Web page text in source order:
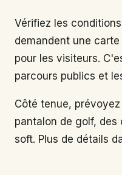
Vérifiez les
demandent une
pour les visiteurs.
parcours publics et
Côté tenue,
pantalon de golf, des
soft. Plus de détails